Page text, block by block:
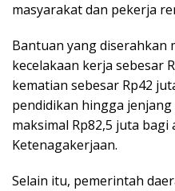
masyarakat dan pekerja
Bantuan yang diserahkan
kecelakaan kerja sebesar
kematian sebesar Rp42
pendidikan hingga
maksimal Rp82,5 juta bagi
Ketenagakerjaan.
Selain itu, pemerintah